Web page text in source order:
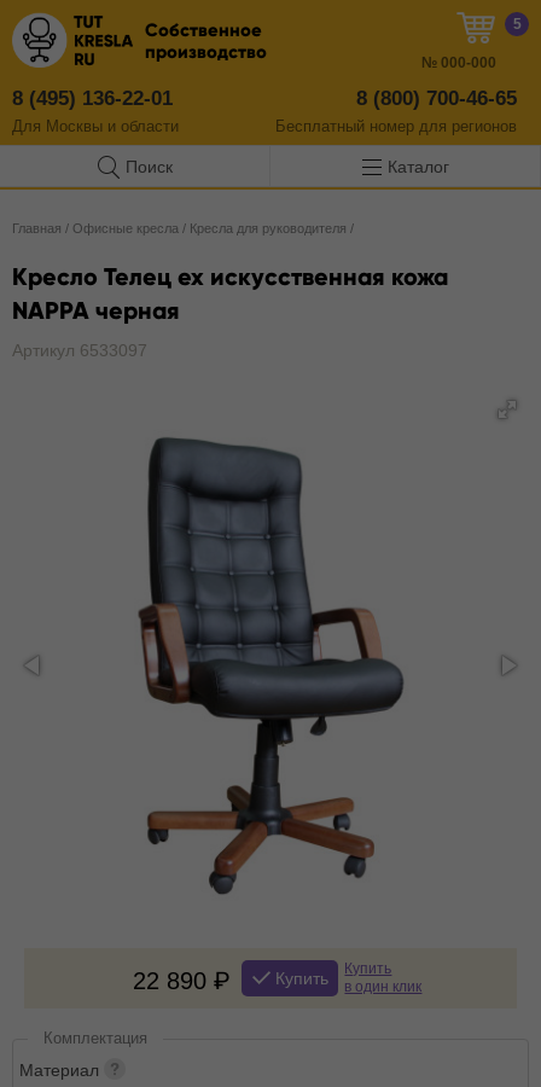
Собственное
производство
8 (495) 136-22-01
Для Москвы и области
8 (800) 700-46-65
Бесплатный номер для регионов
5
№ 000-000
Поиск Каталог
Главная / Офисные кресла / Кресла для руководителя /
Кресло Телец ех искусственная кожа
NAPPA черная
Артикул 6533097
22 890 Купить
Купить
в один клик
Комплектация
Материал